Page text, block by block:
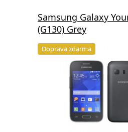
Samsung Galaxy
(G130) Grey
Doprava zdarma